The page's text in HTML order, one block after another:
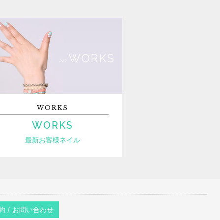
WORKS
WORKS
最新お客様ネイル
/ お問い合わせ